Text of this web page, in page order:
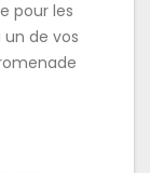
pour les
un de vos